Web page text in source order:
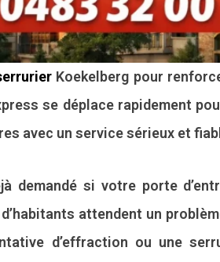
Koekelberg pour
se déplace rapidement
avec un service sérieux et
demandé si votre porte
attendent un
d’effraction ou une